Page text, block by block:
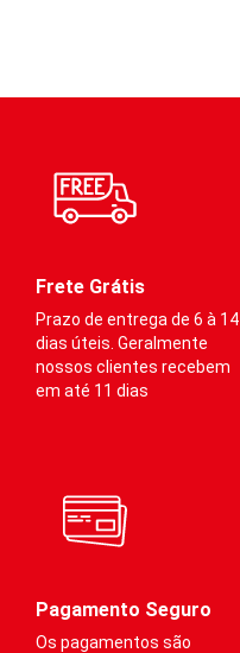
Frete Grátis
Prazo de entrega de 6 à 14
dias úteis. Geralmente
nossos clientes recebem
em até 11 dias
Pagamento Seguro
Os pagamentos são